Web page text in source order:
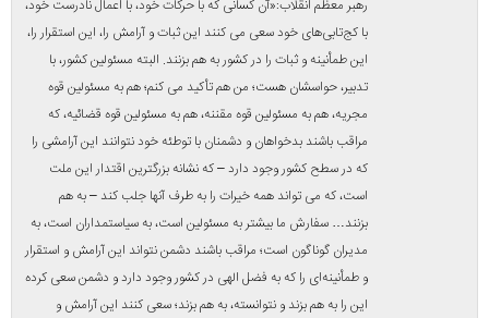
رهبر معظم انقلاب:«آن کسانى که با حرکات خود، با اعمال نادرست خود،
با کج‌تابى‌هاى خود سعى می کنند این ثبات و آرامش را، این استقرار را،
این طمأنینه و ثبات را در کشور به هم بزنند. البته مسئولین کشور، با
تدبیر، حواسشان هست؛ من هم تأکید می کنم؛ هم به مسئولین قوه‌
مجریه، هم به مسئولین قوه‌ مقننه، هم به مسئولین قوه‌ قضائیه، که
مراقب باشند بدخواهان و دشمنان با توطئه‌ خود نتوانند این آرامشى را
که در سطح کشور وجود دارد – که نشانه‌ بزرگترین اقتدار این ملت
است، که می تواند همه‌ خیرات را به طرف آنها جلب کند – به هم
بزنند… سفارش ما بیشتر به مسئولین است، به سیاستمداران است، به
مدیران گوناگون است؛ مراقب باشند دشمن نتواند این آرامش و استقرار
و طمأنینه‌اى را که به فضل الهى در کشور وجود دارد و دشمن سعى کرده
این را به هم بزند و نتوانسته، به هم بزند؛ سعى کنند این آرامش و